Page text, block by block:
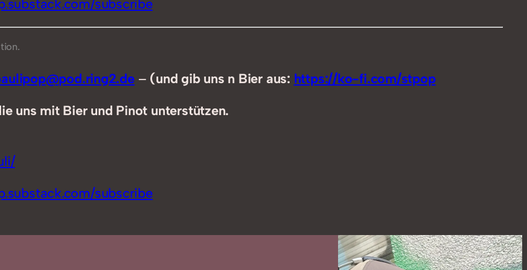
subscribe
– (und gib uns n Bier aus: https://ko-fi.com/stpop
uns mit Bier und Pinot unterstützen.
subscribe